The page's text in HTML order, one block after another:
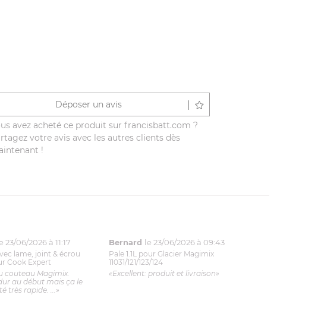
Déposer un avis
avez acheté ce produit sur francisbatt.com ?
votre avis avec les autres clients dès
!
23/06/2026 à 11:17
lame, joint & écrou
Cook Expert
couteau Magimix.
au début mais ça le
très rapide. ...»
Bernard le 23/06/2026 à 09:43
Pale 1.1L pour Glacier Magimix
11031/121/123/124
«Excellent: produit et livraison»